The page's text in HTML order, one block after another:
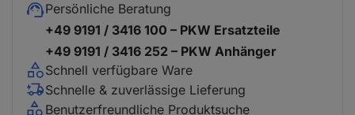
Persönliche Beratung
+49 9191 / 3416 100 – PKW Ersatzteile
+49 9191 / 3416 252 – PKW Anhänger
Schnell verfügbare Ware
Schnelle & zuverlässige Lieferung
Benutzerfreundliche Produktsuche